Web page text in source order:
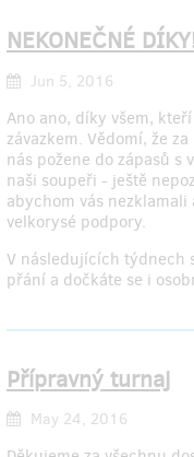
NEKONEČNÉ
Jun 5, 2016
Ano ano, díky všem,
závazkem. Vědomí, že
nás požene do zápasů s
naši soupeři - ještě
abychom vás
velkorysé podpory.
V následujících týdnech
přání a dočkáte se i
Přípravný turnaj
May 24, 2016